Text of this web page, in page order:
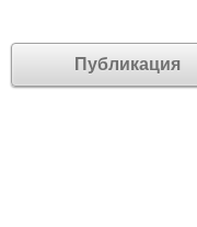
Публикация